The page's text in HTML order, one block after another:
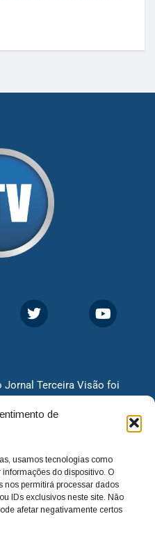
de
usamos tecnologias como
do dispositivo. O
nos permitirá processar dados
IDs exclusivos neste site. Não
afetar negativamente certos
Jornal Terceira Visão foi
época só existiam
o jornal continua
notícias. Nunca
do cidadão, sempre
em busca de melhorias
resoluções para casos